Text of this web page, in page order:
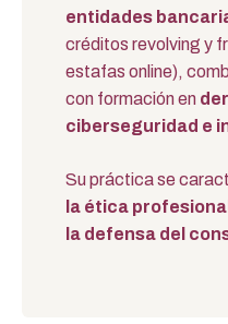
entidades
créditos revolving y
estafas online),
con formación en
ciberseguridad e
Su práctica se
la ética
la defensa del